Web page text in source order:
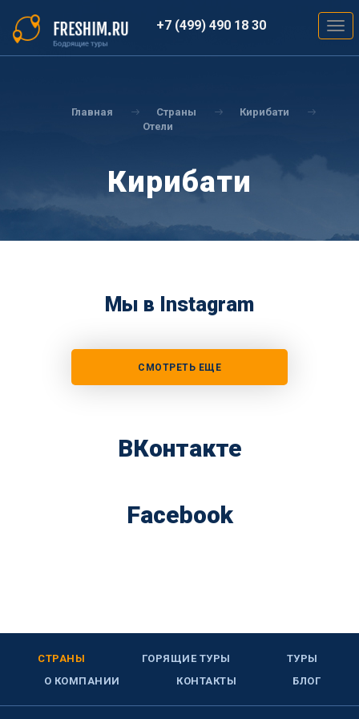
основному
содержанию
+7 (499) 490 18 30
Главная Страны
Кирибати
Отели
Кирибати
Мы в Instagram
СМОТРЕТЬ ЕЩЕ
ВКонтакте
Facebook
СТРАНЫ ГОРЯЩИЕ ТУРЫ
ТУРЫ
О КОМПАНИИ
КОНТАКТЫ БЛОГ